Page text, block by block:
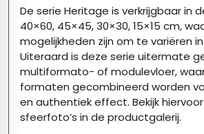
De serie Heritage is verkrijgbaar in
40×60, 45×45, 30×30, 15×15 cm,
mogelijkheden zijn om te variëren
Uiteraard is deze serie uitermate
multiformato- of modulevloer,
formaten gecombineerd worden
en authentiek effect. Bekijk
sfeerfoto’s in de productgalerij.